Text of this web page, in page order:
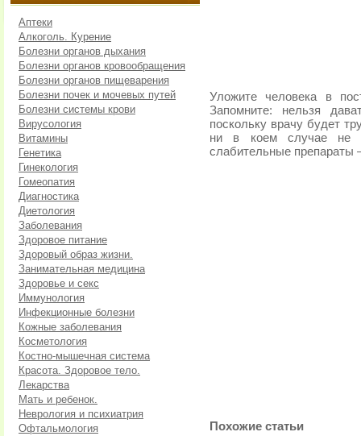
Аптеки
Алкоголь. Курение
Болезни органов дыхания
Болезни органов кровообращения
Болезни органов пищеварения
Болезни почек и мочевых путей
Болезни системы крови
Вирусология
Витамины
Генетика
Гинекология
Гомеопатия
Диагностика
Диетология
Заболевания
Здоровое питание
Здоровый образ жизни.
Занимательная медицина
Здоровье и секс
Иммунология
Инфекционные болезни
Кожные заболевания
Косметология
Костно-мышечная система
Красота. Здоровое тело.
Лекарства
Мать и ребенок.
Неврология и психиатрия
Офтальмология
Уложите человека в
Запомните: нельзя
поскольку врачу будет
ни в коем случае не
слабительные препараты
Похожие статьи